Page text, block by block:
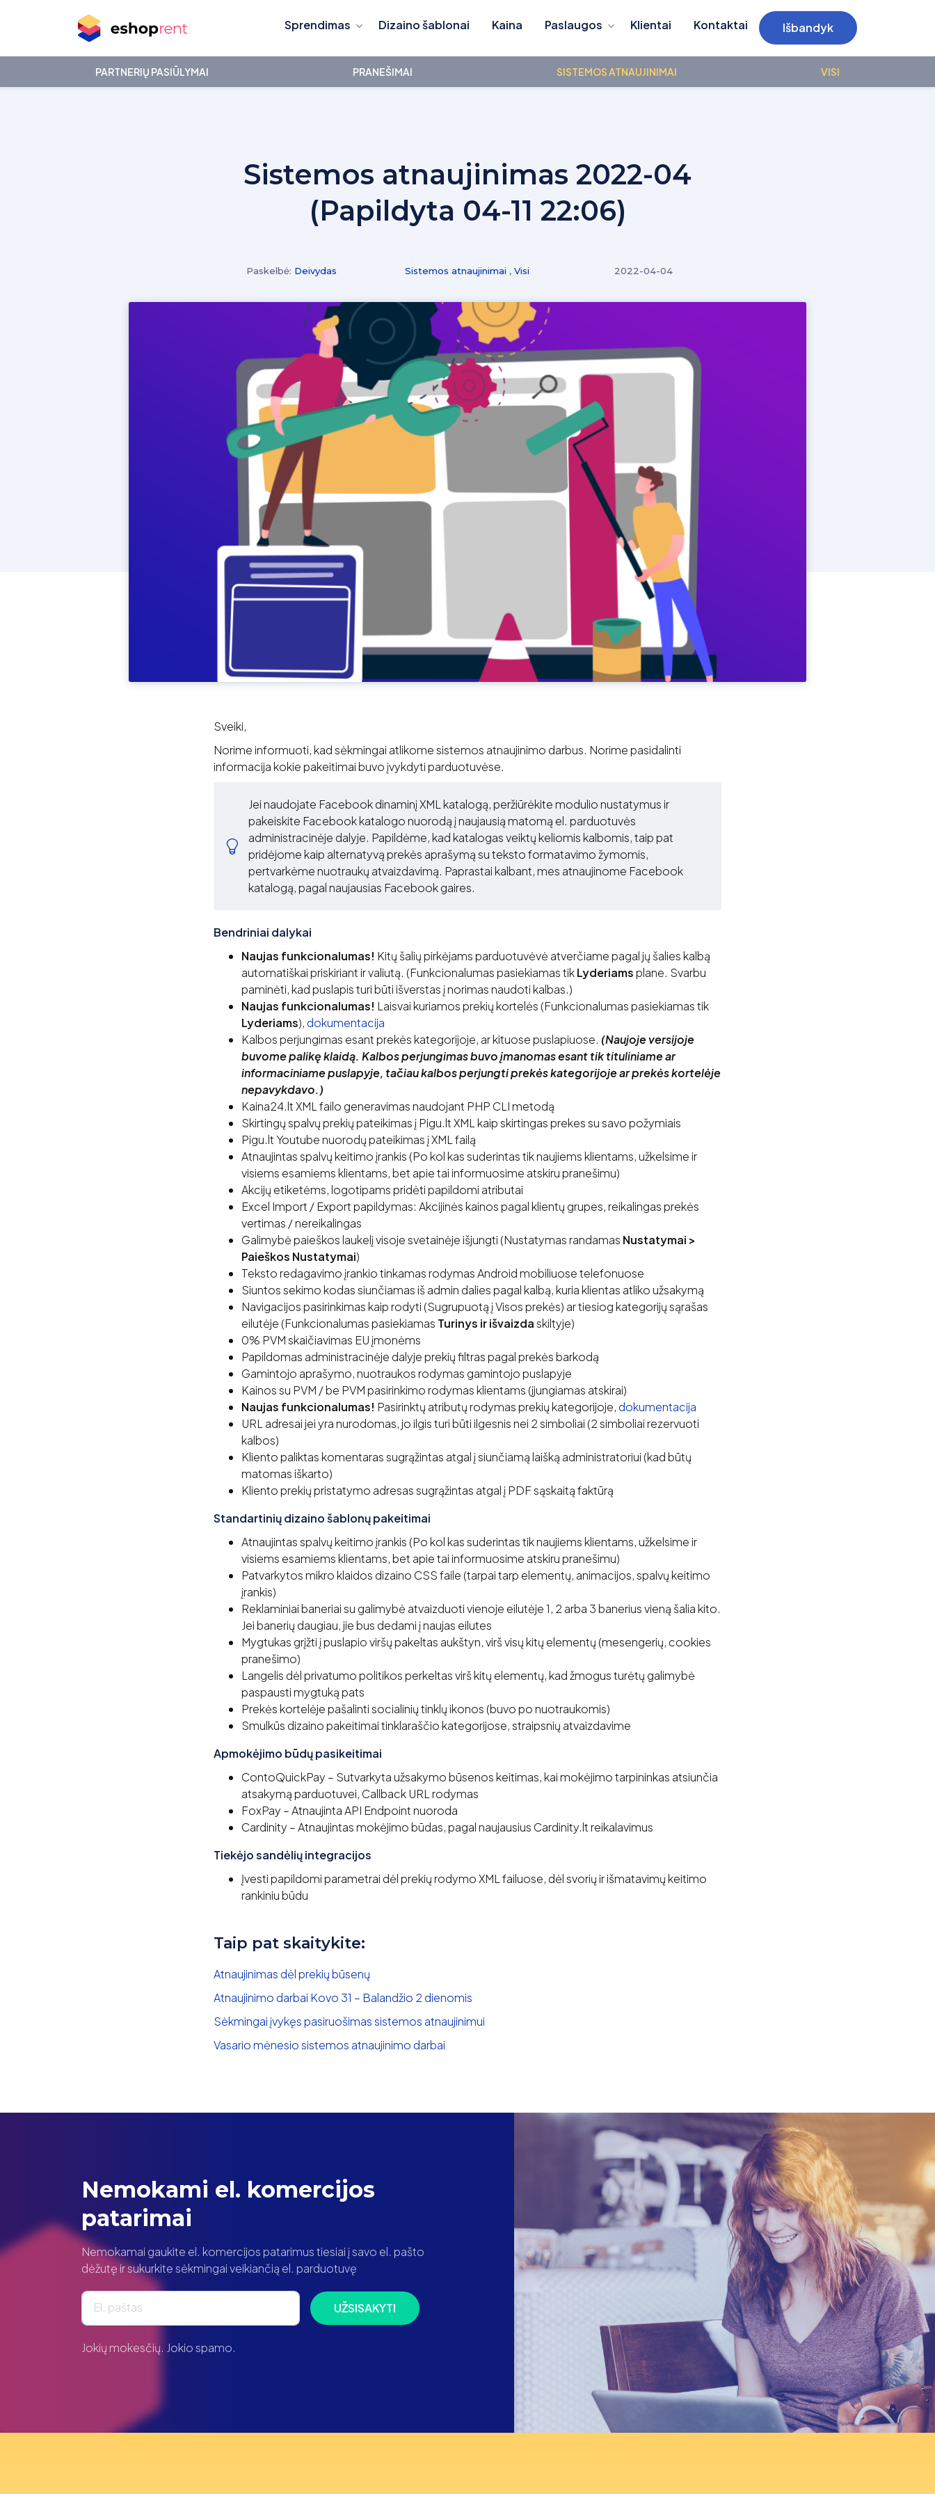
Sprendimas Dizaino šablonai Kaina Paslaugos Klientai Kontaktai Išbandyk
PARTNERIŲ PASIŪLYMAI PRANEŠIMAI SISTEMOS ATNAUJINIMAI VISI
Sistemos atnaujinimas 2022-04
(Papildyta 04-11 22:06)
2022-04-04
Sistemos atnaujinimai ,Visi
Paskelbė: Deivydas
Sveiki,
Norime informuoti, kad sėkmingai atlikome sistemos atnaujinimo darbus. Norime pasidalinti
informacija kokie pakeitimai buvo įvykdyti parduotuvėse.
Jei naudojate Facebook dinaminį XML katalogą, peržiūrėkite modulio nustatymus ir
pakeiskite Facebook katalogo nuorodą į naujausią matomą el. parduotuvės
administracinėje dalyje. Papildėme, kad katalogas veiktų keliomis kalbomis, taip pat
pridėjome kaip alternatyvą prekės aprašymą su teksto formatavimo žymomis,
pertvarkėme nuotraukų atvaizdavimą. Paprastai kalbant, mes atnaujinome Facebook
katalogą, pagal naujausias Facebook gaires.
Bendriniai dalykai
Naujas funkcionalumas! Kitų šalių pirkėjams parduotuvėvė atverčiame pagal jų šalies kalbą
automatiškai priskiriant ir valiutą. (Funkcionalumas pasiekiamas tikLyderiamsplane. Svarbu
paminėti, kad puslapis turi būti išverstas į norimas naudoti kalbas.)
Naujas funkcionalumas! Laisvai kuriamos prekių kortelės (Funkcionalumas pasiekiamas tik
Lyderiams), dokumentacija
Kalbos perjungimas esant prekės kategorijoje, ar kituose puslapiuose. (Naujoje versijoje
buvome palikę klaidą. Kalbos perjungimas buvo įmanomas esant tik tituliniame ar
informaciniame puslapyje, tačiau kalbos perjungti prekės kategorijoje ar prekės kortelėje
nepavykdavo.)
Kaina24.lt XML failo generavimas naudojant PHP CLI metodą
Skirtingų spalvų prekių pateikimas į Pigu.lt XML kaip skirtingas prekes su savo požymiais
Pigu.lt Youtube nuorodų pateikimas į XML failą
Atnaujintas spalvų keitimo įrankis (Po kol kas suderintas tik naujiems klientams, užkelsime ir
visiems esamiems klientams, bet apie tai informuosime atskiru pranešimu)
Akcijų etiketėms, logotipams pridėti papildomi atributai
Excel Import / Export papildymas: Akcijinės kainos pagal klientų grupes, reikalingas prekės
vertimas / nereikalingas
Galimybė paieškos laukelį visoje svetainėje išjungti (Nustatymas randamas Nustatymai >
Paieškos Nustatymai)
Teksto redagavimo įrankio tinkamas rodymas Android mobiliuose telefonuose
Siuntos sekimo kodas siunčiamas iš admin dalies pagal kalbą, kuria klientas atliko užsakymą
Navigacijos pasirinkimas kaip rodyti (Sugrupuotą į Visos prekės) ar tiesiog kategorijų sąrašas
eilutėje (Funkcionalumas pasiekiamas Turinys ir išvaizdaskiltyje)
0% PVM skaičiavimas EU įmonėms
Papildomas administracinėje dalyje prekių filtras pagal prekės barkodą
Gamintojo aprašymo, nuotraukos rodymas gamintojo puslapyje
Kainos su PVM / be PVM pasirinkimo rodymas klientams (įjungiamas atskirai)
Naujas funkcionalumas! Pasirinktų atributų rodymas prekių kategorijoje, dokumentacija
URL adresai jei yra nurodomas, jo ilgis turi būti ilgesnis nei 2 simboliai (2 simboliai rezervuoti
kalbos)
Kliento paliktas komentaras sugrąžintas atgal į siunčiamą laišką administratoriui (kad būtų
matomas iškarto)
Kliento prekių pristatymo adresas sugrąžintas atgal į PDF sąskaitą faktūrą
Standartinių dizaino šablonų pakeitimai
Atnaujintas spalvų keitimo įrankis (Po kol kas suderintas tik naujiems klientams, užkelsime ir
visiems esamiems klientams, bet apie tai informuosime atskiru pranešimu)
Patvarkytos mikro klaidos dizaino CSS faile (tarpai tarp elementų, animacijos, spalvų keitimo
įrankis)
Reklaminiai baneriai su galimybė atvaizduoti vienoje eilutėje 1, 2 arba 3 banerius vieną šalia kito.
Jei banerių daugiau, jie bus dedami į naujas eilutes
Mygtukas grįžti į puslapio viršų pakeltas aukštyn, virš visų kitų elementų (mesengerių, cookies
pranešimo)
Langelis dėl privatumo politikos perkeltas virš kitų elementų, kad žmogus turėtų galimybė
paspausti mygtuką pats
Prekės kortelėje pašalinti socialinių tinklų ikonos (buvo po nuotraukomis)
Smulkūs dizaino pakeitimai tinklaraščio kategorijose, straipsnių atvaizdavime
Apmokėjimo būdų pasikeitimai
ContoQuickPay – Sutvarkyta užsakymo būsenos keitimas, kai mokėjimo tarpininkas atsiunčia
atsakymą parduotuvei, Callback URL rodymas
FoxPay – Atnaujinta API Endpoint nuoroda
Cardinity – Atnaujintas mokėjimo būdas, pagal naujausius Cardinity.lt reikalavimus
Tiekėjo sandėlių integracijos
Įvesti papildomi parametrai dėl prekių rodymo XML failuose, dėl svorių ir išmatavimų keitimo
rankiniu būdu
Taip pat skaitykite:
Atnaujinimas dėl prekių būsenų
Atnaujinimo darbai Kovo 31 – Balandžio 2 dienomis
Sėkmingai įvykęs pasiruošimas sistemos atnaujinimui
Vasario mėnesio sistemos atnaujinimo darbai
Nemokami el. komercijos
patarimai
Nemokamai gaukite el. komercijos patarimus tiesiai į savo el. pašto
dėžutę ir sukurkite sėkmingai veikiančią el. parduotuvę
El. paštas UŽSISAKYTI
Jokių mokesčių. Jokio spamo.